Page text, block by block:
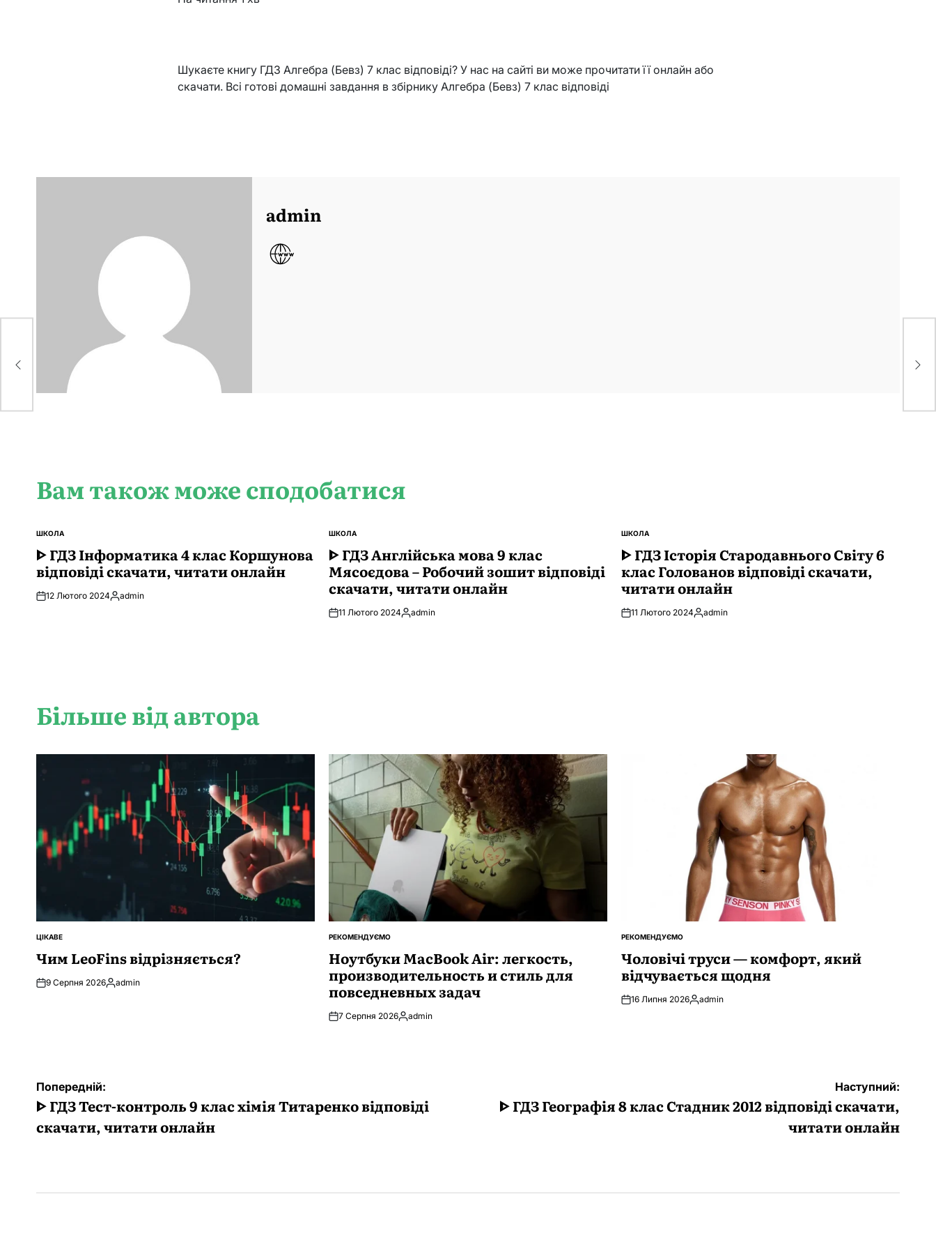
Шукаєте книгу ГДЗ Алгебра (Бевз) 7 клас відповіді? У нас на сайті ви може прочитати її онлайн або
скачати. Всі готові домашні завдання в збірнику Алгебра (Бевз) 7 клас відповіді
admin
Вам також може сподобатися
ОПУБЛІКУВАТИ
У
ШКОЛА
ᐈ ГДЗ Інформатика 4 клас Коршунова
відповіді скачати, читати онлайн
12 Лютого 2024Опубліковано
admin
ОПУБЛІКУВАТИ
У
ШКОЛА
ᐈ ГДЗ Англійська мова 9 клас
Мясоєдова – Робочий зошит відповіді
скачати, читати онлайн
11 Лютого 2024Опубліковано
admin
ОПУБЛІКУВАТИ
У
ШКОЛА
ᐈ ГДЗ Історія Стародавнього Свiту 6
клас Голованов відповіді скачати,
читати онлайн
11 Лютого 2024Опубліковано
admin
Більше від автора
ОПУБЛІКУВАТИ
ЦІКАВЕ
Чим LeoFins відрізняється?
9 Серпня 2026Опубліковано
admin
ОПУБЛІКУВАТИ
РЕКОМЕНДУЄМО
Ноутбуки MacBook Air: легкость,
производительность и стиль для
повседневных задач
7 Серпня 2026Опубліковано
admin
ОПУБЛІКУВАТИ
РЕКОМЕНДУЄМО
Чоловічі труси — комфорт, який
відчувається щодня
16 Липня 2026Опубліковано
admin
Навігація
записів
Попередній:
ᐈ ГДЗ Тест-контроль 9 клас хімія Титаренко відповіді
скачати, читати онлайн
Наступний:
ᐈ ГДЗ Географія 8 клас Стадник 2012 відповіді скачати,
читати онлайн